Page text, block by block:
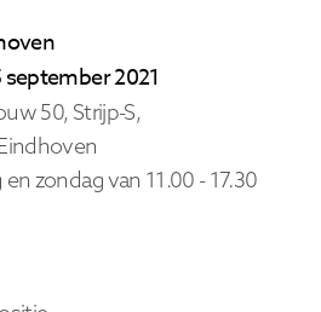
2021
50, Strijp-S,
zondag van 11.00 - 17.30